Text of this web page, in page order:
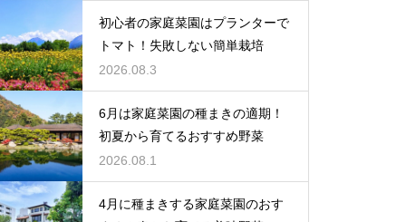
初心者の家庭菜園はプランターで
トマト！失敗しない簡単栽培
2026.08.3
6月は家庭菜園の種まきの適期！
初夏から育てるおすすめ野菜
2026.08.1
4月に種まきする家庭菜園のおす